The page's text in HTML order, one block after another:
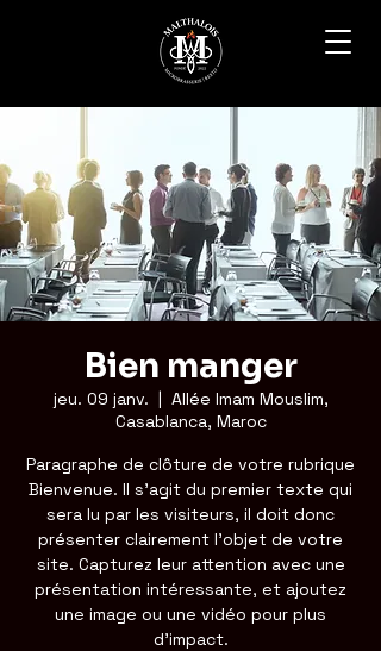
Bien manger
jeu. 09 janv.
  |
Allée Imam Mouslim,
Casablanca, Maroc
Paragraphe de clôture de votre rubrique
Bienvenue. Il s'agit du premier texte qui
sera lu par les visiteurs, il doit donc
présenter clairement l'objet de votre
site. Capturez leur attention avec une
présentation intéressante, et ajoutez
une image ou une vidéo pour plus
d'impact.